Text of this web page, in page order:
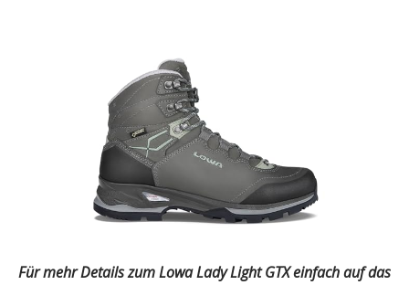
Für mehr Details zum Lowa Lady Light GTX einfach auf das